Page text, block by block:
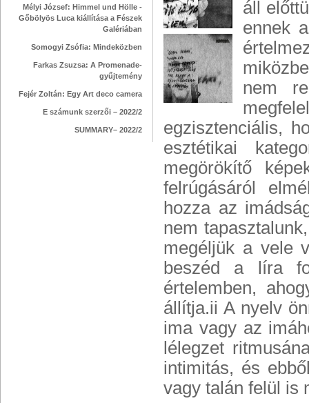
Mélyi József: Himmel und Hölle -
Gőbölyös Luca kiállítása a Fészek
Galériában
Somogyi Zsófia: Mindeközben
Farkas Zsuzsa: A Promenade-
gyűjtemény
Fejér Zoltán: Egy Art deco camera
E számunk szerzői – 2022/2
SUMMARY– 2022/2
áll
ennek
nem
egzisztenciális,
esztétikai
megörökítő
felrúgásáról
hozza az
nem
megéljük a vele
beszéd a líra
értelemben,
állítja.ii A nyelv
ima vagy az
lélegzet
intimitás, és
vagy talán felül is